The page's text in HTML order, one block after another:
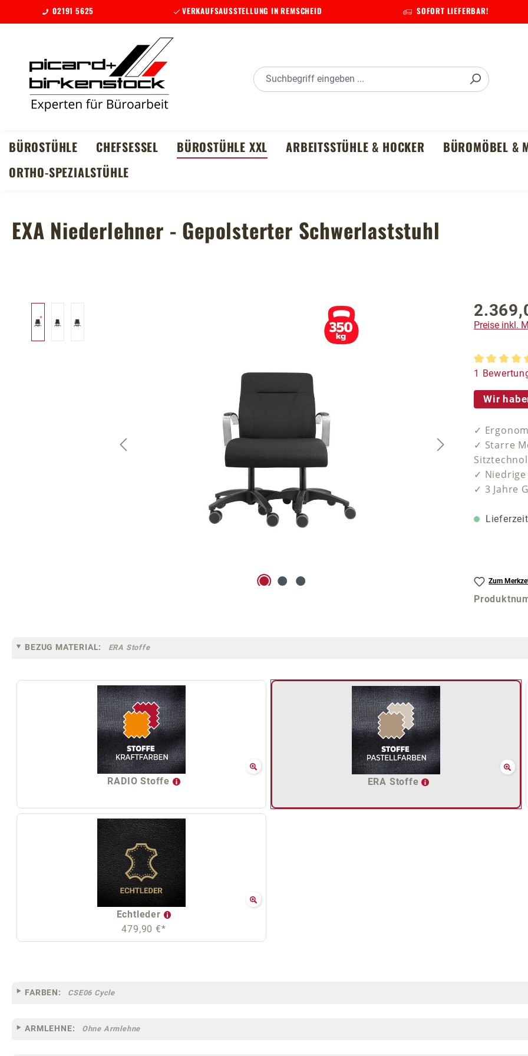
Hauptinhalt springen
Zur Suche springen
Zur Hauptnavigation springen
02191 5625 VERKAUFSAUSSTELLUNG IN REMSCHEID SOFORT LIEFERBAR!
BÜROSTÜHLE CHEFSESSEL BÜROSTÜHLE XXL ARBEITSSTÜHLE & HOCKER BÜROMÖBEL &
ORTHO-SPEZIALSTÜHLE
EXA Niederlehner - Gepolsterter Schwerlaststuhl
Regulärer
Preise inkl.
1
Wir
✓
✓ Starre
✓
✓ 3 Jahre
Zum
BEZUG MATERIAL: ERA Stoffe
RADIO Stoffe ERA Stoffe
Echtleder
479,90 €*
FARBEN: CSE06 Cycle
ARMLEHNE: Ohne Armlehne